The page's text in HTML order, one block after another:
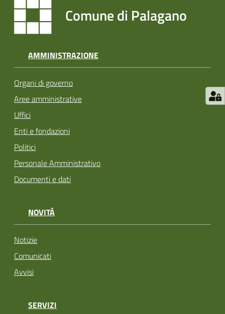
Comune di Palagano
AMMINISTRAZIONE
Organi di governo
Aree amministrative
Uffici
Enti e fondazioni
Politici
Personale Amministrativo
Documenti e dati
NOVITÀ
Notizie
Comunicati
Avvisi
SERVIZI